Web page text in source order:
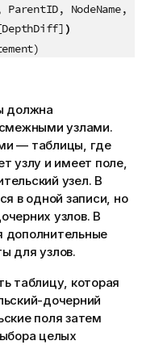
ParentID, NodeName,
)
должна
смежными узлами.
— таблицы, где
узлу и имеет поле,
узел. В
в одной записи, но
узлов. В
дополнительные
для узлов.
таблицу, которая
дочерний
поля затем
целых